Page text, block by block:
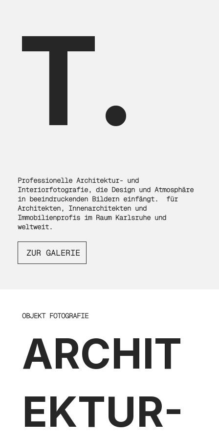
T.
Professionelle Architektur- und
Interiorfotografie, die Design und Atmosphäre
in beeindruckenden Bildern einfängt. für
Architekten, Innenarchitekten und
Immobilienprofis im Raum Karlsruhe und
weltweit.
ZUR GALERIE
OBJEKT FOTOGRAFIE
ARCHIT
EKTUR-